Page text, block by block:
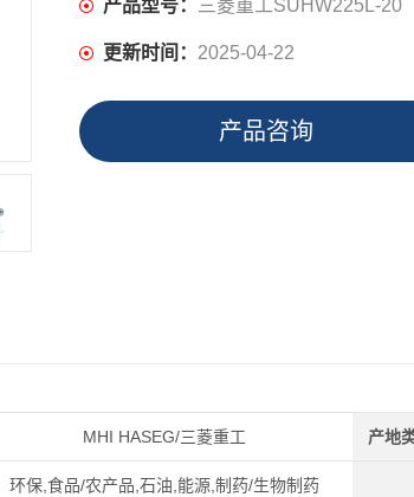
产品型号： 三菱重工SUHW225L-20
更新时间： 2025-04-22
产品咨询
MHI HASEG/三菱重工 产地
环保,食品/农产品,石油,能源,制药/生物制药